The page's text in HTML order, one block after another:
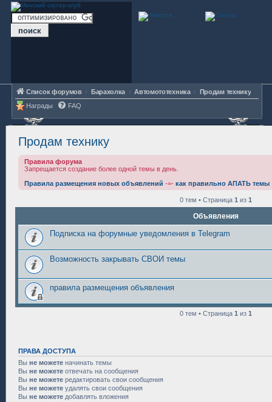
Список форумов Барахолка Автомототехника
Продам технику
Награды
FAQ
Продам технику
Правила форума
Запрещается создание более одной темы в день.
Правила размещения новых объявлений -=- как правильно АПАТЬ темы
0 тем • Страница 1 из 1
Объявления
Подписка на форумные уведомления в Telegram
Возможность закрывать СВОИ темы
правила размещения объявления
0 тем • Страница 1 из 1
ПРАВА ДОСТУПА
Вы не можете начинать темы
Вы не можете отвечать на сообщения
Вы не можете редактировать свои сообщения
Вы не можете удалять свои сообщения
Вы не можете добавлять вложения